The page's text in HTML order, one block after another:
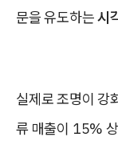
문을 유도하는시
실제로 조명이 강
류 매출이 15%